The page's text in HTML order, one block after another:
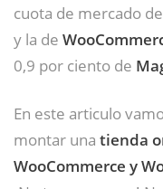
cuota de mercado de
y la de
0,9 por ciento de
En este articulo
montar una tienda
WooCommerce y